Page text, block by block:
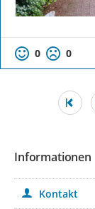
0 0
Informationen
Kontakt